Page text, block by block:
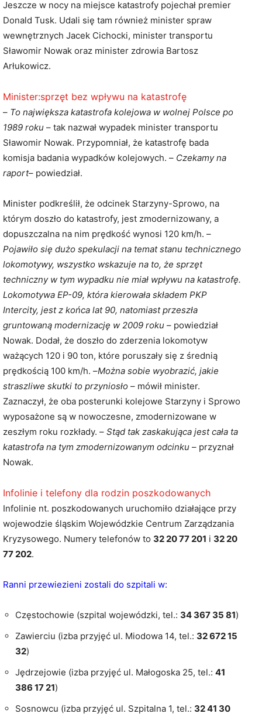
Jeszcze w nocy na miejsce katastrofy pojechał premier
Donald Tusk. Udali się tam również minister spraw
wewnętrznych Jacek Cichocki, minister transportu
Sławomir Nowak oraz minister zdrowia Bartosz
Arłukowicz.
Minister:sprzęt bez wpływu na katastrofę
– To największa katastrofa kolejowa w wolnej Polsce po
1989 roku – tak nazwał wypadek minister transportu
Sławomir Nowak. Przypomniał, że katastrofę bada
komisja badania wypadków kolejowych. – Czekamy na
raport– powiedział.
Minister podkreślił, że odcinek Starzyny-Sprowo, na
którym doszło do katastrofy, jest zmodernizowany, a
dopuszczalna na nim prędkość wynosi 120 km/h. –
Pojawiło się dużo spekulacji na temat stanu technicznego
lokomotywy, wszystko wskazuje na to, że sprzęt
techniczny w tym wypadku nie miał wpływu na katastrofę.
Lokomotywa EP-09, która kierowała składem PKP
Intercity, jest z końca lat 90, natomiast przeszła
gruntowaną modernizację w 2009 roku – powiedział
Nowak. Dodał, że doszło do zderzenia lokomotyw
ważących 120 i 90 ton, które poruszały się z średnią
prędkością 100 km/h. –Można sobie wyobrazić, jakie
straszliwe skutki to przyniosło – mówił minister.
Zaznaczył, że oba posterunki kolejowe Starzyny i Sprowo
wyposażone są w nowoczesne, zmodernizowane w
zeszłym roku rozkłady. – Stąd tak zaskakująca jest cała ta
katastrofa na tym zmodernizowanym odcinku – przyznał
Nowak.
Infolinie i telefony dla rodzin poszkodowanych
Infolinie nt. poszkodowanych uruchomiło działające przy
wojewodzie śląskim Wojewódzkie Centrum Zarządzania
Kryzysowego. Numery telefonów to 32 20 77 201 i 32 20
77 202.
Ranni przewiezieni zostali do szpitali w:
Częstochowie (szpital wojewódzki, tel.: 34 367 35 81)
Zawierciu (izba przyjęć ul. Miodowa 14, tel.: 32 672 15
32)
Jędrzejowie (izba przyjęć ul. Małogoska 25, tel.: 41
386 17 21)
Sosnowcu (izba przyjęć ul. Szpitalna 1, tel.: 32 41 30